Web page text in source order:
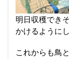
明日収穫でき
かけるようにし
これからも鳥